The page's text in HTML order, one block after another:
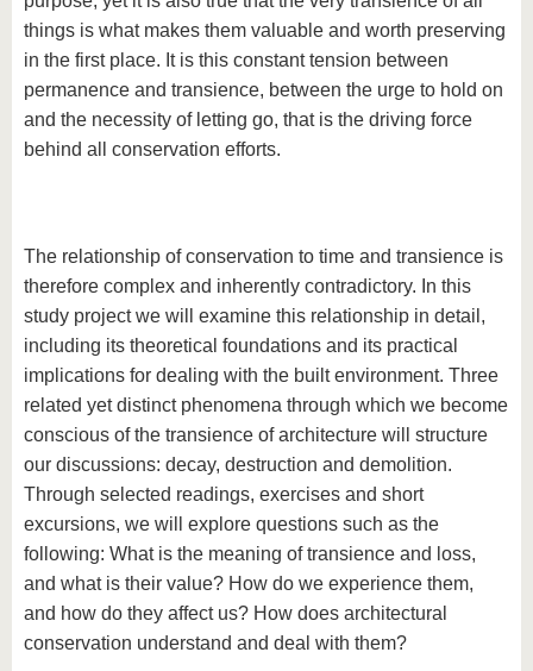
things is what makes them valuable and worth preserving
in the first place. It is this constant tension between
permanence and transience, between the urge to hold on
and the necessity of letting go, that is the driving force
behind all conservation efforts.
The relationship of conservation to time and transience is
therefore complex and inherently contradictory. In this
study project we will examine this relationship in detail,
including its theoretical foundations and its practical
implications for dealing with the built environment. Three
related yet distinct phenomena through which we become
conscious of the transience of architecture will structure
our discussions: decay, destruction and demolition.
Through selected readings, exercises and short
excursions, we will explore questions such as the
following: What is the meaning of transience and loss,
and what is their value? How do we experience them,
and how do they affect us? How does architectural
conservation understand and deal with them?